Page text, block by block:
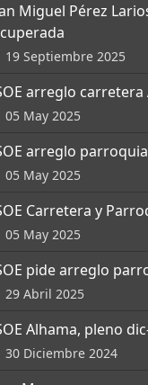
Miguel Pérez
19 Septiembre 2025
arreglo carretera
05 May 2025
arreglo
05 May 2025
Carretera y
05 May 2025
pide arreglo
29 Abril 2025
Alhama, pleno
30 Diciembre 2024